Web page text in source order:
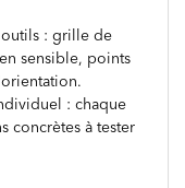
: grille de
sensible, points
: chaque
concrètes à tester